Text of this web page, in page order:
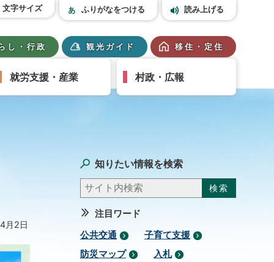
文字サイズ ふりがなをつける 読み上げる
し・行政 観光ガイド 移住・定住
就労支援・産業 村政・広報
月2日
知りたい情報を検索
注目ワード
公共交通
子育て支援
防災マップ
入札